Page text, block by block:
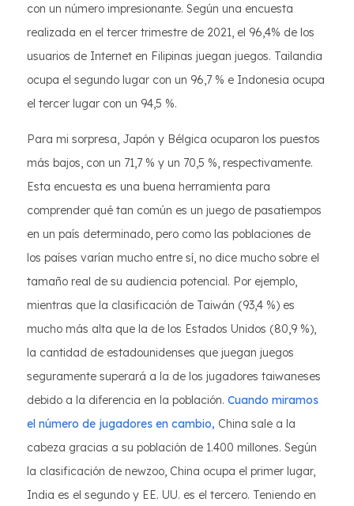
con un número impresionante. Según una encuesta
realizada en el tercer trimestre de 2021, el 96,4% de los
usuarios de Internet en Filipinas juegan juegos. Tailandia
ocupa el segundo lugar con un 96,7 % e Indonesia ocupa
el tercer lugar con un 94,5 %.
Para mi sorpresa, Japón y Bélgica ocuparon los puestos
más bajos, con un 71,7 % y un 70,5 %, respectivamente.
Esta encuesta es una buena herramienta para
comprender qué tan común es un juego de pasatiempos
en un país determinado, pero como las poblaciones de
los países varían mucho entre sí, no dice mucho sobre el
tamaño real de su audiencia potencial. Por ejemplo,
mientras que la clasificación de Taiwán (93,4 %) es
mucho más alta que la de los Estados Unidos (80,9 %),
la cantidad de estadounidenses que juegan juegos
seguramente superará a la de los jugadores taiwaneses
debido a la diferencia en la población. Cuando miramos
el número de jugadores en cambio, China sale a la
cabeza gracias a su población de 1.400 millones. Según
la clasificación de newzoo, China ocupa el primer lugar,
India es el segundo y EE. UU. es el tercero. Teniendo en